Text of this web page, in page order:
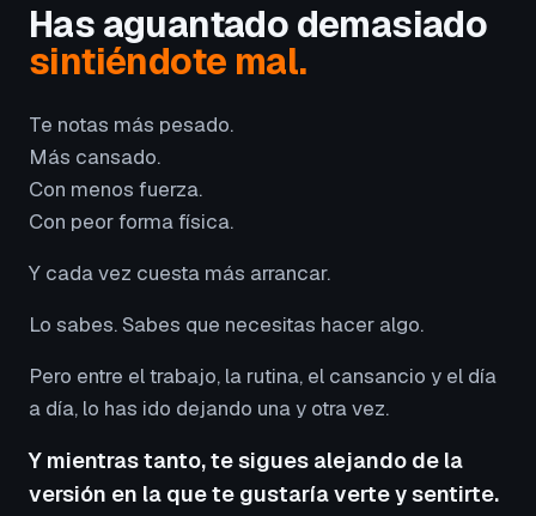
Has aguantado demasiado
sintiéndote mal.
Te notas más pesado.
Más cansado.
Con menos fuerza.
Con peor forma física.
Y cada vez cuesta más arrancar.
Lo sabes. Sabes que necesitas hacer algo.
Pero entre el trabajo, la rutina, el cansancio y el día
a día, lo has ido dejando una y otra vez.
Y mientras tanto, te sigues alejando de la
versión en la que te gustaría verte y sentirte.